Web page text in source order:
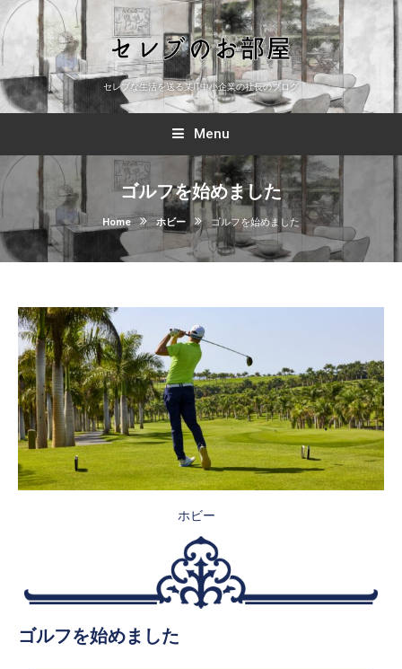
セレブな生活を送る某IT中小企業の社長のブログ
Menu
ゴルフを始めました
Home ホビー ゴルフを始めました
ホビー
ゴルフを始めました